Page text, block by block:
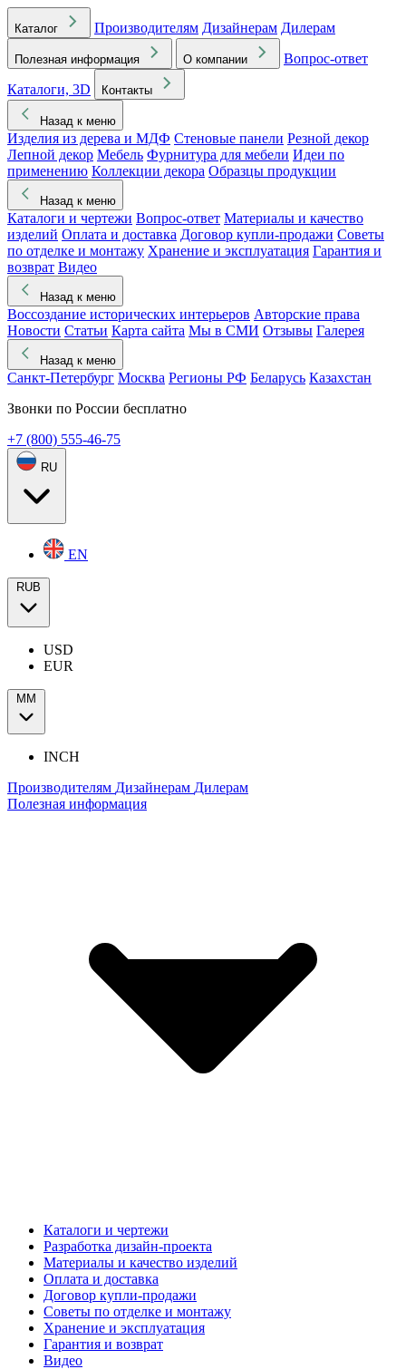
Каталог Производителям Дизайнерам Дилерам
Полезная информация О компании
Вопрос-ответ
Каталоги, 3D
Контакты
Назад к меню
Изделия из дерева и МДФ Стеновые панели Резной декор
Лепной декор Мебель Фурнитура для мебели Идеи по
применению Коллекции декора Образцы продукции
Назад к меню
Каталоги и чертежи Вопрос-ответ Материалы и качество
изделий Оплата и доставка Договор купли-продажи Советы
по отделке и монтажу Хранение и эксплуатация Гарантия и
возврат Видео
Назад к меню
Воссоздание исторических интерьеров Авторские права
Новости Статьи Карта сайта Мы в СМИ Отзывы Галерея
Назад к меню
Санкт-Петербург Москва Регионы РФ Беларусь Казахстан
Звонки по России бесплатно
+7 (800) 555-46-75
RU
EN
RUB
USD
EUR
ММ
INCH
Производителям Дизайнерам Дилерам
Полезная информация
Каталоги и чертежи
Разработка дизайн-проекта
Материалы и качество изделий
Оплата и доставка
Договор купли-продажи
Советы по отделке и монтажу
Хранение и эксплуатация
Гарантия и возврат
Видео